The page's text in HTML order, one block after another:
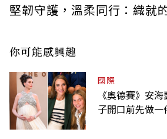
堅韌守護，溫柔同行：織就
你可能感興趣
國際
《奧德賽》安
子開口前先做一